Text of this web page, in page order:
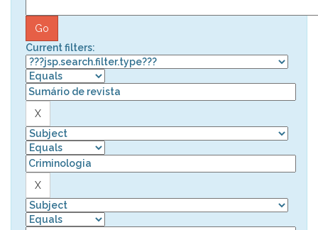
Current filters: